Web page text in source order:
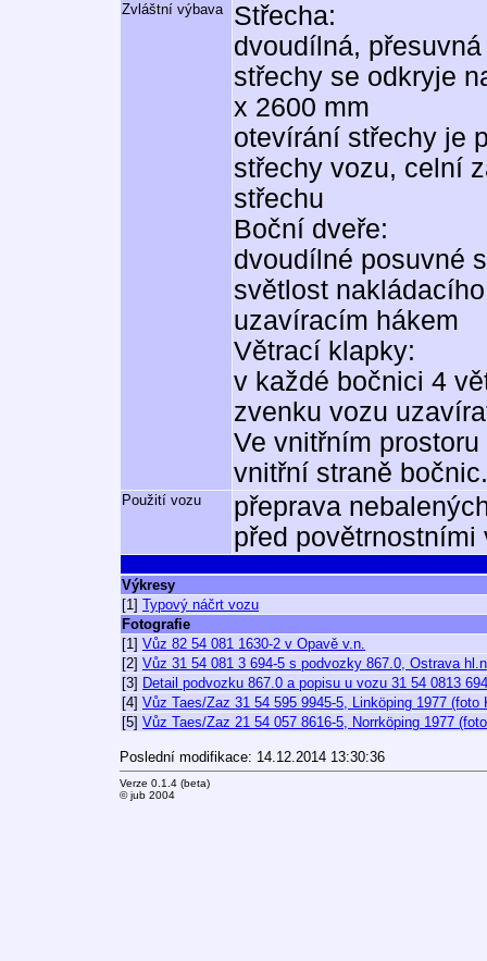
Zvláštní výbava
Střecha:
dvoudílná,
střechy se odkryje
x 2600 mm
otevírání střechy je
střechy vozu, celní
střechu
Boční dveře:
dvoudílné posuvné
světlost
uzavíracím hákem
Větrací klapky:
v každé bočnici 4
zvenku vozu
Ve vnitřním
vnitřní straně bočnic.
Použití vozu
přeprava
před
Výkresy
[1] Typový náčrt vozu
Fotografie
[1] Vůz 82 54 081 1630-2 v Opavě v.n.
[2] Vůz 31 54 081 3 694-5 s podvozky 867.0, Ostrava
[3] Detail podvozku 867.0 a popisu u vozu 31 54 0813
[4] Vůz Taes/Zaz 31 54 595 9945-5, Linköping 1977 (foto
[5] Vůz Taes/Zaz 21 54 057 8616-5, Norrköping 1977
Poslední modifikace: 14.12.2014 13:30:36
Verze 0.1.4 (beta)
© jub 2004